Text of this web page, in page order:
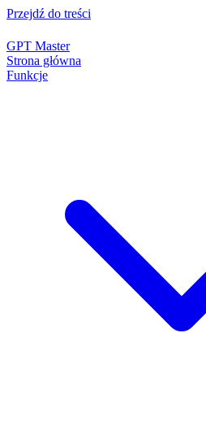
Przejdź do treści
GPT Master
Strona główna
Funkcje